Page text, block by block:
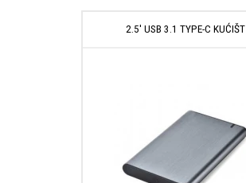
2.5' USB 3.1 TYPE-C KUĆIŠT